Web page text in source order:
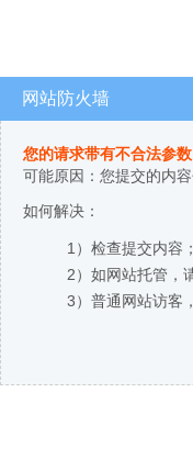
网站防火墙
您的请求带有不合法参
可能原因：您提交的内
如何解决：
1）检查提交内容；
2）如网站托管，
3）普通网站访客